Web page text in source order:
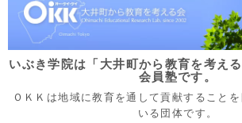
いぶき学院は「大井町から教育を考え
会員塾です。
ＯＫＫは地域に教育を通して貢献すること
いる団体です。